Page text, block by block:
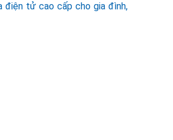
điện tử cao cấp cho gia đình,